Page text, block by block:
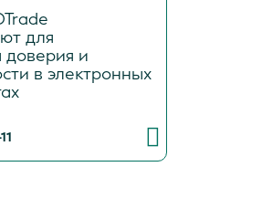
для
доверия и
в электронных